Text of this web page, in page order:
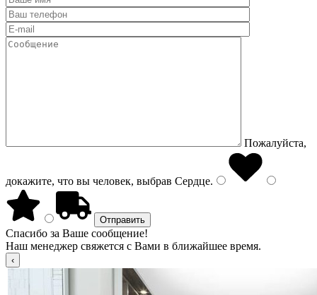
Пожалуйста,
докажите, что вы человек, выбрав Сердце.
Спасибо за Ваше сообщение!
Наш менеджер свяжется с Вами в ближайшее время.